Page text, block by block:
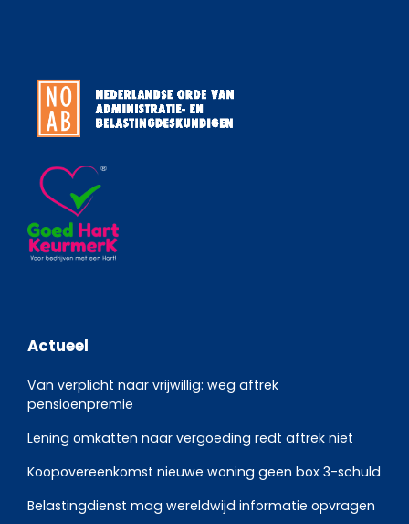
Actueel
Van verplicht naar vrijwillig: weg aftrek
pensioenpremie
Lening omkatten naar vergoeding redt aftrek niet
Koopovereenkomst nieuwe woning geen box 3-schuld
Belastingdienst mag wereldwijd informatie opvragen